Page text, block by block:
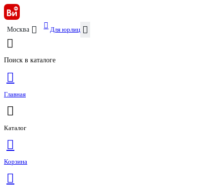
Москва Для юрлиц
Поиск в каталоге
Главная
Каталог
Корзина